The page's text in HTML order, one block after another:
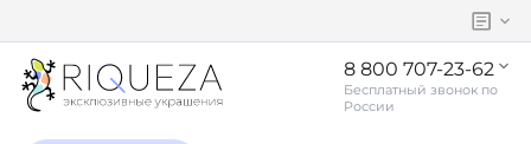
8 800 707-23-62